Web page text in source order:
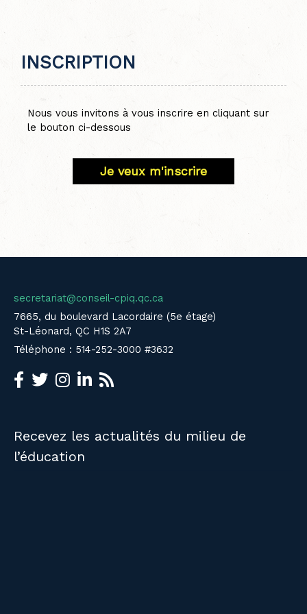
INSCRIPTION
Nous vous invitons à vous inscrire en cliquant sur
le bouton ci-dessous
Je veux m'inscrire
secretariat@conseil-cpiq.qc.ca
7665, du boulevard Lacordaire (5e étage)
St-Léonard, QC H1S 2A7
Téléphone : 514-252-3000 #3632
Recevez les actualités du milieu de
l’éducation